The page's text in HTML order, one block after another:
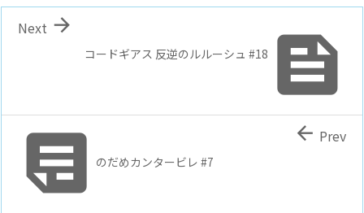

コードギアス 反逆のルルーシュ #18

Next
のだめカンタービレ #7
 Prev